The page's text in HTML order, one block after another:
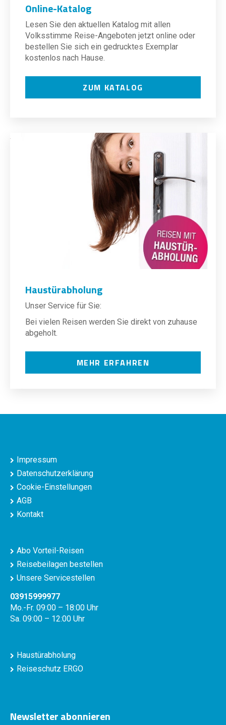
Online-Katalog
Lesen Sie den aktuellen Katalog mit allen
Volksstimme Reise-Angeboten jetzt online oder
bestellen Sie sich ein gedrucktes Exemplar
kostenlos nach Hause.
ZUM KATALOG
Haustürabholung
Unser Service für Sie:
Bei vielen Reisen werden Sie direkt von zuhause
abgeholt.
MEHR ERFAHREN
Impressum
Datenschutzerklärung
Cookie-Einstellungen
AGB
Kontakt
Abo Vorteil-Reisen
Reisebeilagen bestellen
Unsere Servicestellen
03915999977
Mo.-Fr. 09:00 – 18:00 Uhr
Sa. 09:00 – 12:00 Uhr
Haustürabholung
Reiseschutz ERGO
Newsletter abonnieren